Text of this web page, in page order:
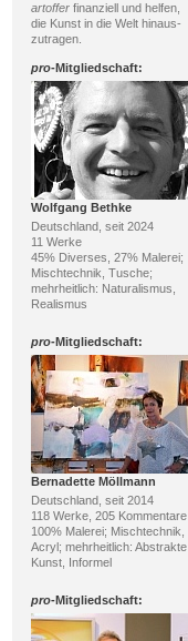
artofferfinanziell und helfen,
die Kunst in die Welt hinaus-
zutragen.
pro-Mitgliedschaft:
Wolfgang Bethke
Deutschland, seit 2024
11 Werke
45% Diverses, 27% Malerei;
Mischtechnik, Tusche;
mehrheitlich: Naturalismus,
Realismus
pro-Mitgliedschaft:
Bernadette Möllmann
Deutschland, seit 2014
118 Werke, 205 Kommentare
100% Malerei; Mischtechnik,
Acryl; mehrheitlich: Abstrakte
Kunst, Informel
pro-Mitgliedschaft: